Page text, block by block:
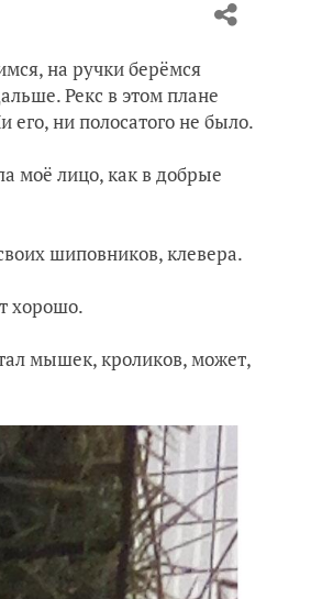
на ручки берёмся
Рекс в этом плане
ни полосатого не было.
моё лицо, как в добрые
шиповников, клевера.
хорошо.
мышек, кроликов, может,